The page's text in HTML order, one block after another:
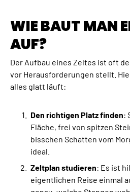
WIE BAUT MAN
AUF?
Der Aufbau eines Zeltes ist oft
vor Herausforderungen stellt.
alles glatt läuft:
Den richtigen Platz finden:
Fläche, frei von spitzen
bisschen Schatten vom
ideal.
Zeltplan studieren: Es ist
eigentlichen Reise einmal